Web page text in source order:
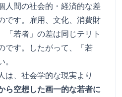
人間の社会的・経済的な差
です。雇用、文化、消費財
「若者」の差は同じテリト
です。したがって、「若
は、社会学的な現実より
ら空想した画一的な若者に